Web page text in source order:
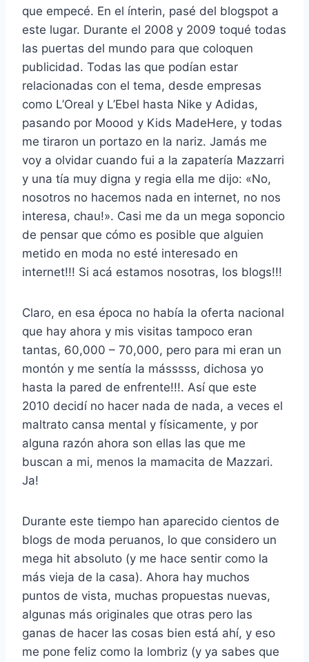
que empecé. En el ínterin, pasé del blogspot a
este lugar. Durante el 2008 y 2009 toqué todas
las puertas del mundo para que coloquen
publicidad. Todas las que podían estar
relacionadas con el tema, desde empresas
como L’Oreal y L’Ebel hasta Nike y Adidas,
pasando por Moood y Kids MadeHere, y todas
me tiraron un portazo en la nariz. Jamás me
voy a olvidar cuando fui a la zapatería Mazzarri
y una tía muy digna y regia ella me dijo: «No,
nosotros no hacemos nada en internet, no nos
interesa, chau!». Casi me da un mega soponcio
de pensar que cómo es posible que alguien
metido en moda no esté interesado en
internet!!! Si acá estamos nosotras, los blogs!!!
Claro, en esa época no había la oferta nacional
que hay ahora y mis visitas tampoco eran
tantas, 60,000 – 70,000, pero para mi eran un
montón y me sentía la másssss, dichosa yo
hasta la pared de enfrente!!!. Así que este
2010 decidí no hacer nada de nada, a veces el
maltrato cansa mental y físicamente, y por
alguna razón ahora son ellas las que me
buscan a mi, menos la mamacita de Mazzari.
Ja!
Durante este tiempo han aparecido cientos de
blogs de moda peruanos, lo que considero un
mega hit absoluto (y me hace sentir como la
más vieja de la casa). Ahora hay muchos
puntos de vista, muchas propuestas nuevas,
algunas más originales que otras pero las
ganas de hacer las cosas bien está ahí, y eso
me pone feliz como la lombriz (y ya sabes que